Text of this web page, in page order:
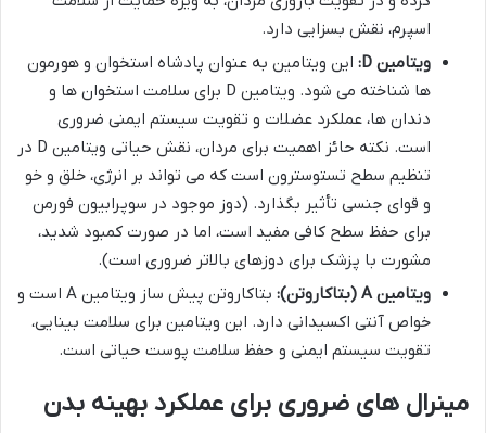
اسپرم، نقش بسزایی دارد.
ویتامین D:
این ویتامین به عنوان پادشاه استخوان و هورمون
ها شناخته می شود. ویتامین D برای سلامت استخوان ها و
دندان ها، عملکرد عضلات و تقویت سیستم ایمنی ضروری
است. نکته حائز اهمیت برای مردان، نقش حیاتی ویتامین D در
تنظیم سطح تستوسترون است که می تواند بر انرژی، خلق و خو
و قوای جنسی تأثیر بگذارد. (دوز موجود در سوپرابیون فورمن
برای حفظ سطح کافی مفید است، اما در صورت کمبود شدید،
مشورت با پزشک برای دوزهای بالاتر ضروری است).
ویتامین A (بتاکاروتن):
بتاکاروتن پیش ساز ویتامین A است و
خواص آنتی اکسیدانی دارد. این ویتامین برای سلامت بینایی،
تقویت سیستم ایمنی و حفظ سلامت پوست حیاتی است.
مینرال های ضروری برای عملکرد بهینه بدن